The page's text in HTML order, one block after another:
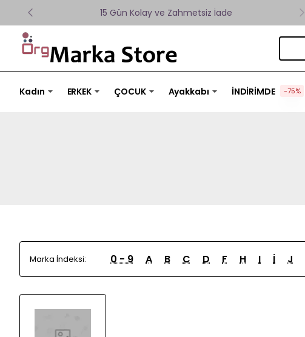
15 Gün Kolay ve Zahmetsiz İade
ürün,
renk
beden
Kadın ERKEK ÇOCUK Ayakkabı İNDİRİMDE -75%
Marka İndeksi: 0 - 9 A B C D F H I İ J